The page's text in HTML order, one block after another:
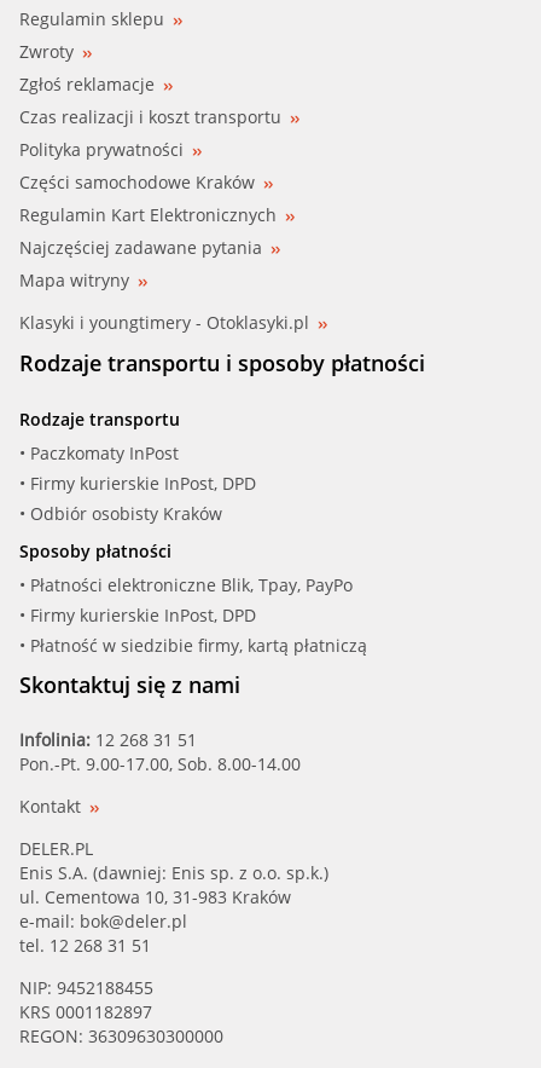
Regulamin sklepu
Zwroty
Zgłoś reklamacje
Czas realizacji i koszt transportu
Polityka prywatności
Części samochodowe Kraków
Regulamin Kart Elektronicznych
Najczęściej zadawane pytania
Mapa witryny
Klasyki i youngtimery - Otoklasyki.pl
Rodzaje transportu i sposoby płatności
Rodzaje transportu
• Paczkomaty InPost
• Firmy kurierskie InPost, DPD
• Odbiór osobisty Kraków
Sposoby płatności
• Płatności elektroniczne Blik, Tpay, PayPo
• Firmy kurierskie InPost, DPD
• Płatność w siedzibie firmy, kartą płatniczą
Skontaktuj się z nami
Infolinia: 12 268 31 51
Pon.-Pt. 9.00-17.00, Sob. 8.00-14.00
Kontakt
DELER.PL
Enis S.A. (dawniej: Enis sp. z o.o. sp.k.)
ul. Cementowa 10, 31-983 Kraków
e-mail: bok@deler.pl
tel. 12 268 31 51
NIP: 9452188455
KRS 0001182897
REGON: 36309630300000